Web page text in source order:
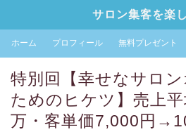
サロン集客を楽
ホーム プロフィール 無料プレゼント
特別回【幸せなサロ
ためのヒケツ】売上
万・客単価7,000円